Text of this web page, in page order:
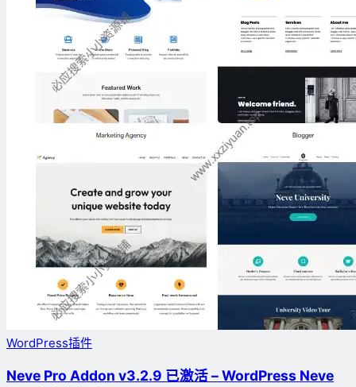
WordPress插件
Neve Pro Addon v3.2.9 已激活 – WordPress Neve